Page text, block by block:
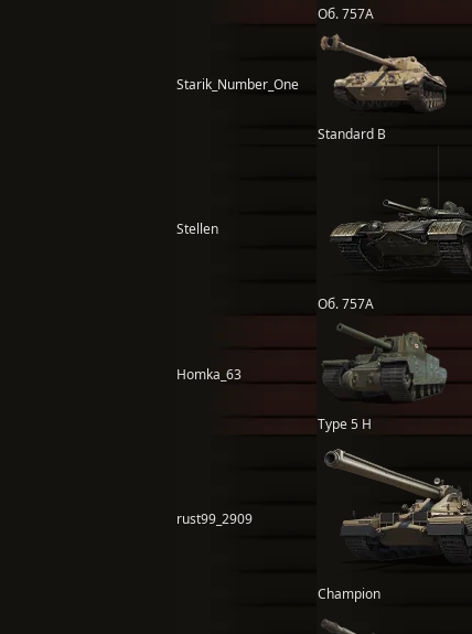
Об. 757А
Starik_Number_One
Standard B
Stellen
Об. 757А
Homka_63
Type 5 H
rust99_2909
Champion